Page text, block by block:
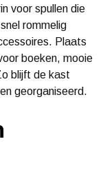
voor spullen die
rommelig
Plaats
boeken, mooie
blijft de kast
georganiseerd.